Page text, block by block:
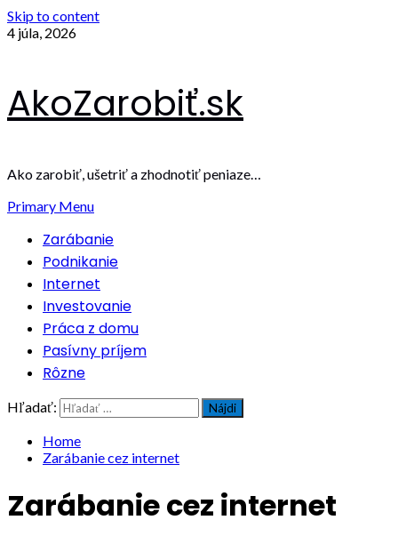
Skip to content
4 júla, 2026
AkoZarobiť.sk
Ako zarobiť, ušetriť a zhodnotiť peniaze…
Primary Menu
Zarábanie
Podnikanie
Internet
Investovanie
Práca z domu
Pasívny príjem
Rôzne
Hľadať:
Home
Zarábanie cez internet
Zarábanie cez internet